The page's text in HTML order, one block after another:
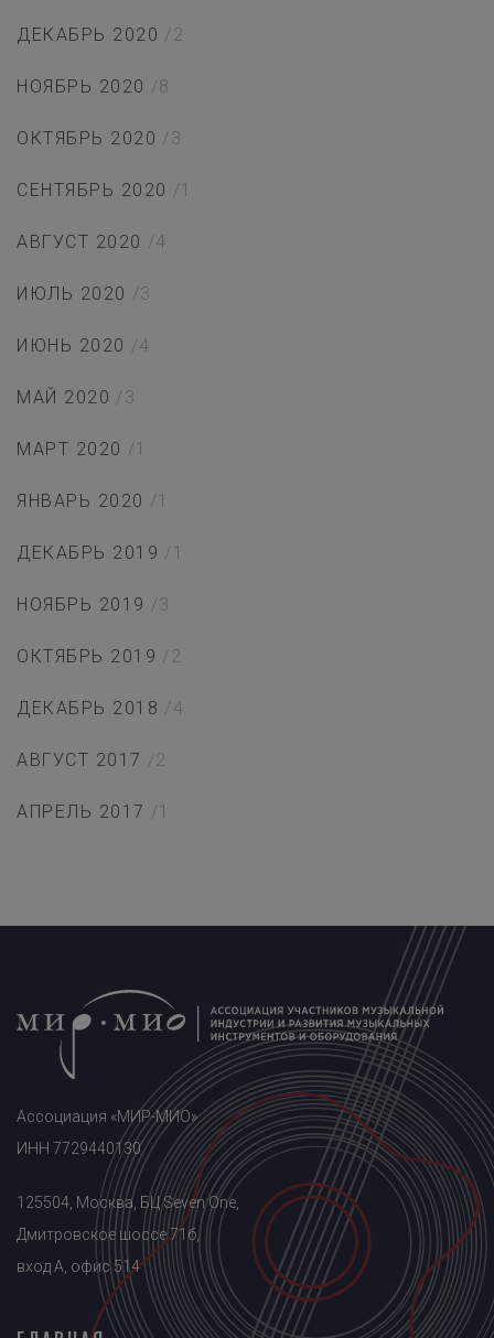
ДЕКАБРЬ 2020 /2
НОЯБРЬ 2020 /8
ОКТЯБРЬ 2020 /3
СЕНТЯБРЬ 2020 /1
АВГУСТ 2020 /4
ИЮЛЬ 2020 /3
ИЮНЬ 2020 /4
МАЙ 2020 /3
МАРТ 2020 /1
ЯНВАРЬ 2020 /1
ДЕКАБРЬ 2019 /1
НОЯБРЬ 2019 /3
ОКТЯБРЬ 2019 /2
ДЕКАБРЬ 2018 /4
АВГУСТ 2017 /2
АПРЕЛЬ 2017 /1
Ассоциация «МИР-МИО»
ИНН 7729440130
125504, Москва, БЦ Seven One,
Дмитровское шоссе 71б,
вход A, офис 514